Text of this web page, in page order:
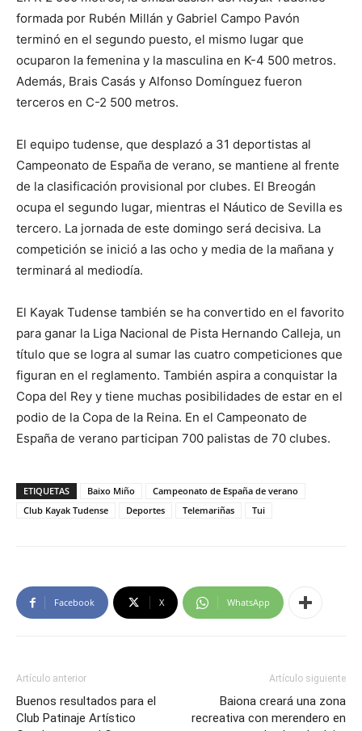
formada por Rubén Millán y Gabriel Campo Pavón
terminó en el segundo puesto, el mismo lugar que
ocuparon la femenina y la masculina en K-4 500 metros.
Además, Brais Casás y Alfonso Domínguez fueron
terceros en C-2 500 metros.
El equipo tudense, que desplazó a 31 deportistas al
Campeonato de España de verano, se mantiene al frente
de la clasificación provisional por clubes. El Breogán
ocupa el segundo lugar, mientras el Náutico de Sevilla es
tercero. La jornada de este domingo será decisiva. La
competición se inició a las ocho y media de la mañana y
terminará al mediodía.
El Kayak Tudense también se ha convertido en el favorito
para ganar la Liga Nacional de Pista Hernando Calleja, un
título que se logra al sumar las cuatro competiciones que
figuran en el reglamento. También aspira a conquistar la
Copa del Rey y tiene muchas posibilidades de estar en el
podio de la Copa de la Reina. En el Campeonato de
España de verano participan 700 palistas de 70 clubes.
ETIQUETAS Baixo Miño
Campeonato de España de verano
Club Kayak Tudense
Deportes Telemariñas Tui
Facebook X WhatsApp
Artículo anterior
Buenos resultados para el
Club Patinaje Artístico
Artículo siguiente
Baiona creará una zona
recreativa con merendero en